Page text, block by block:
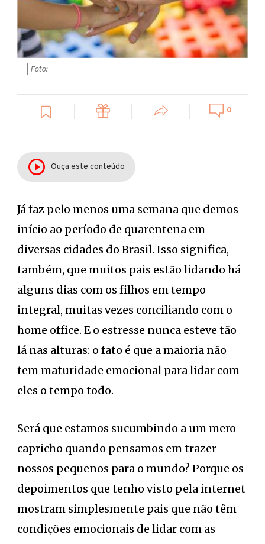
| Foto:
0
Ouça este conteúdo
Já faz pelo menos uma semana que demos
início ao período de quarentena em
diversas cidades do Brasil. Isso significa,
também, que muitos pais estão lidando há
alguns dias com os filhos em tempo
integral, muitas vezes conciliando com o
home office. E o estresse nunca esteve tão
lá nas alturas: o fato é que a maioria não
tem maturidade emocional para lidar com
eles o tempo todo.
Será que estamos sucumbindo a um mero
capricho quando pensamos em trazer
nossos pequenos para o mundo? Porque os
depoimentos que tenho visto pela internet
mostram simplesmente pais que não têm
condições emocionais de lidar com as